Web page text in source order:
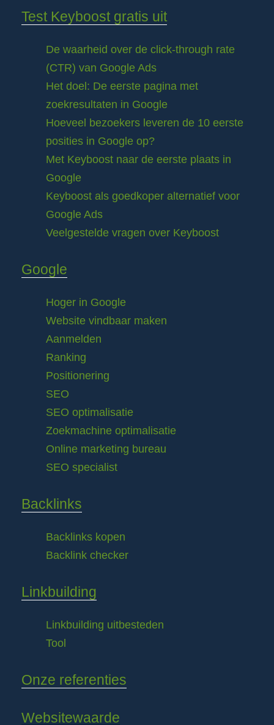
Test Keyboost gratis uit
De waarheid over de click-through rate
(CTR) van Google Ads
Het doel: De eerste pagina met
zoekresultaten in Google
Hoeveel bezoekers leveren de 10 eerste
posities in Google op?
Met Keyboost naar de eerste plaats in
Google
Keyboost als goedkoper alternatief voor
Google Ads
Veelgestelde vragen over Keyboost
Google
Hoger in Google
Website vindbaar maken
Aanmelden
Ranking
Positionering
SEO
SEO optimalisatie
Zoekmachine optimalisatie
Online marketing bureau
SEO specialist
Backlinks
Backlinks kopen
Backlink checker
Linkbuilding
Linkbuilding uitbesteden
Tool
Onze referenties
Websitewaarde